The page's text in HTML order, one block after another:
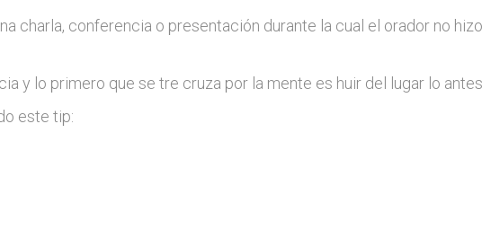
charla, conferencia o presentación durante la cual el orador no
y lo primero que se tre cruza por la mente es huir del lugar lo
este tip: